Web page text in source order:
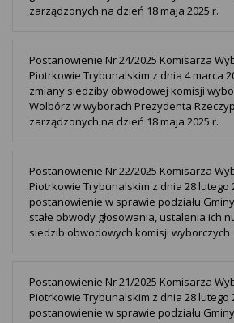
zarządzonych na dzień 18 maja 2025 r.
Postanowienie Nr 24/2025 Komisarza
Piotrkowie Trybunalskim z dnia 4 marca
zmiany siedziby obwodowej komisji
Wolbórz w wyborach Prezydenta
zarządzonych na dzień 18 maja 2025 r.
Postanowienie Nr 22/2025 Komisarza
Piotrkowie Trybunalskim z dnia 28 lutego
postanowienie w sprawie podziału
stałe obwody głosowania, ustalenia ich
siedzib obwodowych komisji wyborczych
Postanowienie Nr 21/2025 Komisarza
Piotrkowie Trybunalskim z dnia 28 lutego
postanowienie w sprawie podziału